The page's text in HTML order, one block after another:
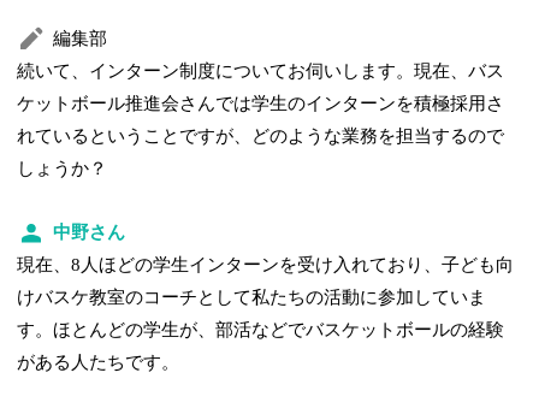
編集部
続いて、インターン制度についてお伺いします。現在、バス
ケットボール推進会さんでは学生のインターンを積極採用さ
れているということですが、どのような業務を担当するので
しょうか？
中野さん
現在、8人ほどの学生インターンを受け入れており、子ども向
けバスケ教室のコーチとして私たちの活動に参加していま
す。ほとんどの学生が、部活などでバスケットボールの経験
がある人たちです。